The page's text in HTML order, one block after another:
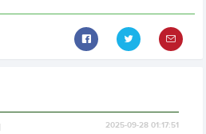
2025-09-28 01:17:51